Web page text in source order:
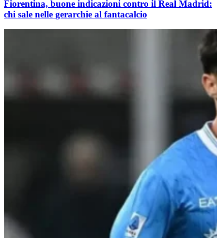
Fiorentina, buone indicazioni contro il Real Madrid:
chi sale nelle gerarchie al fantacalcio